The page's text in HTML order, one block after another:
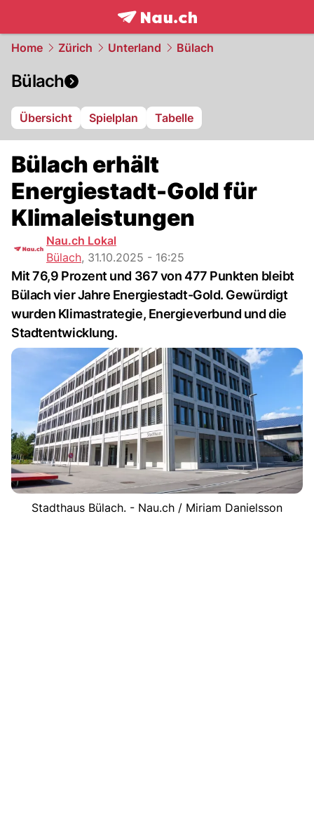
frontpage.NAU.ch
Home Zürich Unterland Bülach
Bülach
Übersicht Spielplan Tabelle
Bülach erhält
Energiestadt-Gold für
Klimaleistungen
Nau.ch Lokal
Bülach, 31.10.2025 - 16:25
Mit 76,9 Prozent und 367 von 477 Punkten bleibt
Bülach vier Jahre Energiestadt-Gold. Gewürdigt
wurden Klimastrategie, Energieverbund und die
Stadtentwicklung.
Stadthaus Bülach. - Nau.ch / Miriam Danielsson